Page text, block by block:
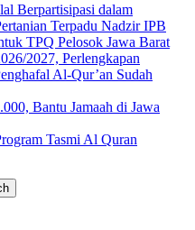
Berpartisipasi dalam
Terpadu Nadzir IPB
TPQ Pelosok Jawa Barat
2027, Perlengkapan
Al-Qur’an Sudah
Bantu Jamaah di Jawa
Tasmi Al Quran